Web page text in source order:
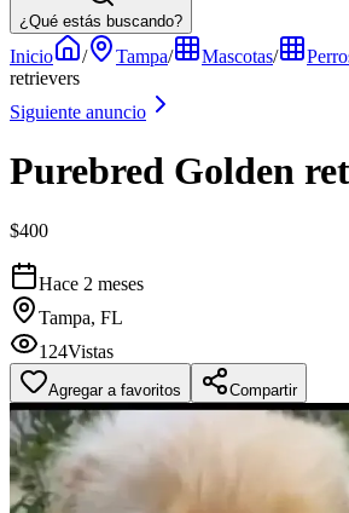
¿Qué estás buscando?
Inicio / Tampa/ Mascotas/
retrievers
Siguiente anuncio
Purebred Golden
$400
Hace 2 meses
Tampa, FL
124Vistas
Agregar a favoritos Compartir